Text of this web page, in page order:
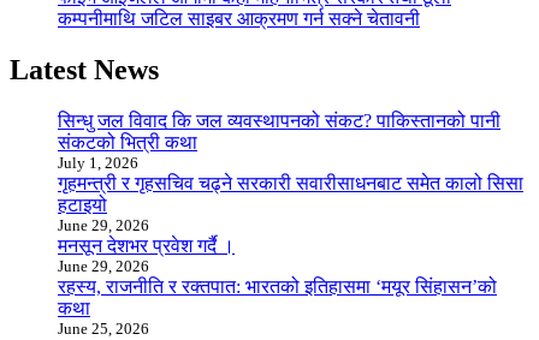
कम्पनीमाथि जटिल साइबर आक्रमण गर्न सक्ने चेतावनी
Latest News
सिन्धु जल विवाद कि जल व्यवस्थापनको संकट? पाकिस्तानको पानी
संकटको भित्री कथा
July 1, 2026
गृहमन्त्री र गृहसचिव चढ्ने सरकारी सवारीसाधनबाट समेत कालो सिसा
हटाइयो
June 29, 2026
मनसून देशभर प्रवेश गर्दै ।
June 29, 2026
रहस्य, राजनीति र रक्तपात: भारतको इतिहासमा ‘मयूर सिंहासन’को
कथा
June 25, 2026